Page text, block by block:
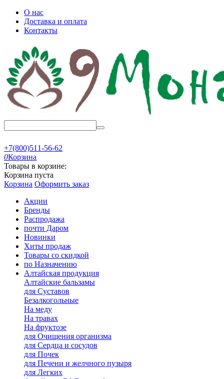
О нас
Доставка и оплата
Контакты
+7(800)511-56-62
0Корзина
Товары в корзине:
Корзина пуста
Корзина Оформить заказ
Акции
Бренды
Распродажа
почти Даром
Новинки
Хиты продаж
Товары со скидкой
по Назначению
Алтайская продукция
Алтайские бальзамы
для Суставов
Безалкогольные
На меду
На травах
На фруктозе
для Очищения организма
для Сердца и сосудов
для Почек
для Печени и желчного пузыря
для Легких